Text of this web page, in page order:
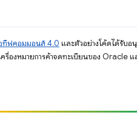
ทีฟคอมมอนส์ 4.0 และตัวอย่างโค้ดได้รับอ
รื่องหมายการค้าจดทะเบียนของ Oracle แ